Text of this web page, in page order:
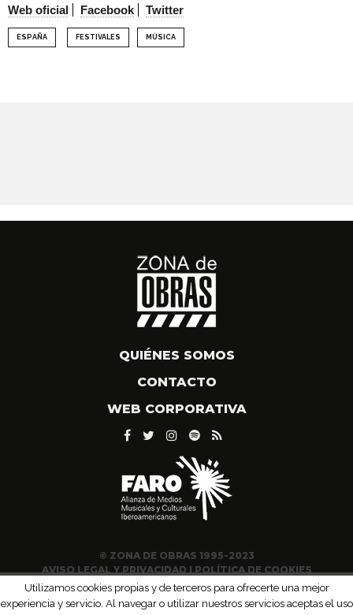
Web oficial Facebook Twitter
ESPAÑA FESTIVALES MÚSICA
QUIÉNES SOMOS
CONTACTO
WEB CORPORATIVA
© ZONA DE OBRAS 1995-2023
AVISO LEGAL Y PRIVACIDAD | POLÍTICA DE COOKIES
Utilizamos cookies propias y de terceros para ofrecerte una mejor
experiencia y servicio. Al navegar o utilizar nuestros servicios aceptas el uso